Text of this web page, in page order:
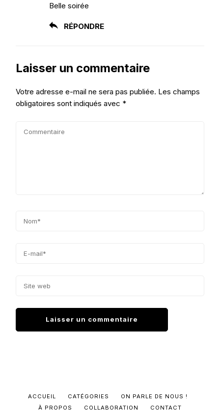
Belle soirée
RÉPONDRE
Laisser un commentaire
Votre adresse e-mail ne sera pas publiée. Les champs
obligatoires sont indiqués avec *
ACCUEIL CATÉGORIES
ON PARLE DE NOUS !
À PROPOS
COLLABORATION CONTACT